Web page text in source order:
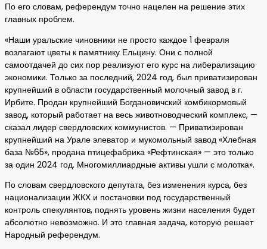
По его словам, референдум точно нацелен на решение этих
главных проблем.
«Наши уральские чиновники не просто каждое 1 февраля
возлагают цветы к памятнику Ельцину. Они с полной
самоотдачей до сих пор реализуют его курс на либерализацию
экономики. Только за последний, 2024 год, был приватизирован
крупнейший в области государственный молочный завод в г.
Ирбите. Продан крупнейший Богдановичский комбикормовый
завод, который работает на весь животноводческий комплекс, —
сказал лидер свердловских коммунистов. — Приватизирован
крупнейший на Урале элеватор и мукомольный завод «Хлебная
база №65», продана птицефабрика «Рефтинская» — это только
за один 2024 год. Многомиллиардные активы ушли с молотка».
По словам свердловского депутата, без изменения курса, без
национализации ЖКХ и постановки под государственный
контроль спекулянтов, поднять уровень жизни населения будет
абсолютно невозможно. И это главная задача, которую решает
Народный референдум.